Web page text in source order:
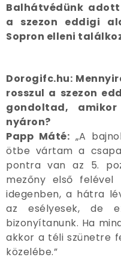
Balhátvédünk
a szezon eddigi
Sopron elleni
Dorogifc.hu:
rosszul a szezon
gondoltad,
nyáron?
Papp Máté: „A
ötbe vártam a
pontra van az 5.
mezőny első felével
idegenben, a hátra
az esélyesek,
bizonyítanunk. Ha
akkor a téli szünetre
közelébe.”